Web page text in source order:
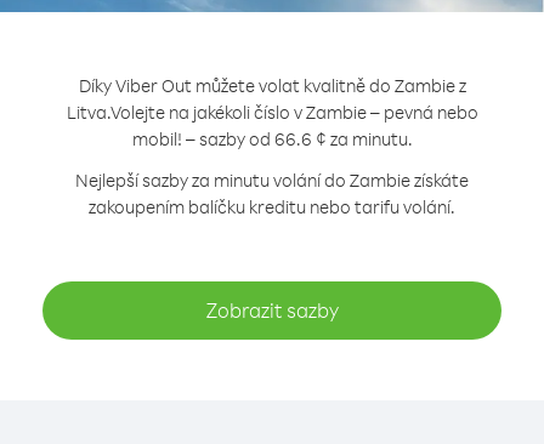
Díky Viber Out můžete volat kvalitně do Zambie z
Litva.Volejte na jakékoli číslo v Zambie – pevná nebo
mobil! – sazby od 66.6 ¢ za minutu.
Nejlepší sazby za minutu volání do Zambie získáte
zakoupením balíčku kreditu nebo tarifu volání.
Zobrazit sazby